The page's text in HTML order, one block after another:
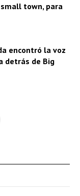
town, para
encontró la voz
detrás de Big